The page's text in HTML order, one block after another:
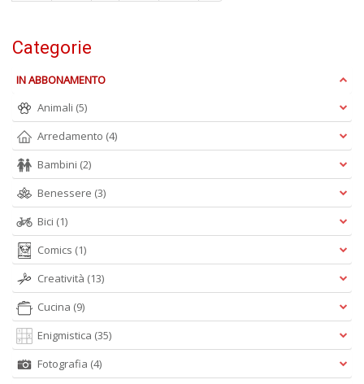
Categorie
IN ABBONAMENTO
Animali (5)
Arredamento (4)
Bambini (2)
Benessere (3)
Bici (1)
Comics (1)
Creatività (13)
Cucina (9)
Enigmistica (35)
Fotografia (4)